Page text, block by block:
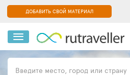
ДОБАВИТЬ СВОЙ МАТЕРИАЛ
Введите место, город или страну